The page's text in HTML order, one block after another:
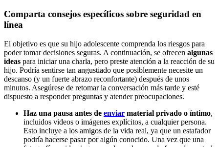
Comparta consejos específicos sobre seguridad en
línea
El objetivo es que su hijo adolescente comprenda los riesgos para
poder tomar decisiones seguras. A continuación, se ofrecen algunas
ideas para iniciar una charla, pero preste atención a la reacción de su
hijo. Podría sentirse tan angustiado que posiblemente necesite un
descanso (y un fuerte abrazo reconfortante) después de unos
minutos. Asegúrese de retomar la conversación más tarde y esté
dispuesto a responder preguntas y atender preocupaciones.
Haz una pausa antes de enviar material privado o íntimo,
incluidos videos o imágenes explícitos, a cualquier persona.
Esto incluye a los amigos de la vida real, ya que un estafador
podría hacerse pasar por algún conocido. Una vez que una